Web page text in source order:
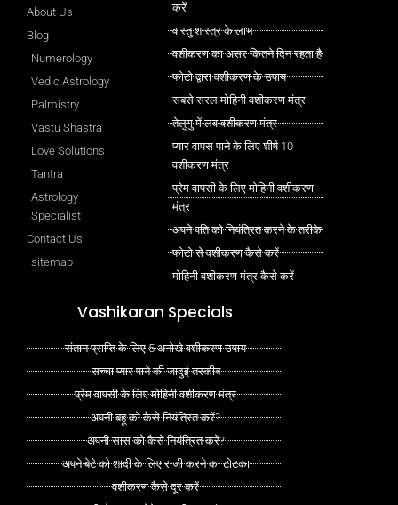
About Us
Blog
Numerology
Vedic Astrology
Palmistry
Vastu Shastra
Love Solutions
Tantra
Astrology
Specialist
Contact Us
sitemap
करें
वास्तु शास्त्र के लाभ
वशीकरण का असर कितने दिन रहता है
फोटो द्वारा वशीकरण के उपाय
सबसे सरल मोहिनी वशीकरण मंत्र
तेलुगु में लव वशीकरण मंत्र
प्यार वापस पाने के लिए शीर्ष 10
वशीकरण मंत्र
प्रेम वापसी के लिए मोहिनी वशीकरण
मंत्र
अपने पति को नियंत्रित करने के तरीके
फोटो से वशीकरण कैसे करें
मोहिनी वशीकरण मंत्र कैसे करें
Vashikaran Specials
संतान प्राप्ति के लिए 5 अनोखे वशीकरण उपाय
सच्चा प्यार पाने की जादुई तरकीब
प्रेम वापसी के लिए मोहिनी वशीकरण मंत्र
अपनी बहू को कैसे नियंत्रित करें?
अपनी सास को कैसे नियंत्रित करें?
अपने बेटे को शादी के लिए राजी करने का टोटका
वशीकरण कैसे दूर करें